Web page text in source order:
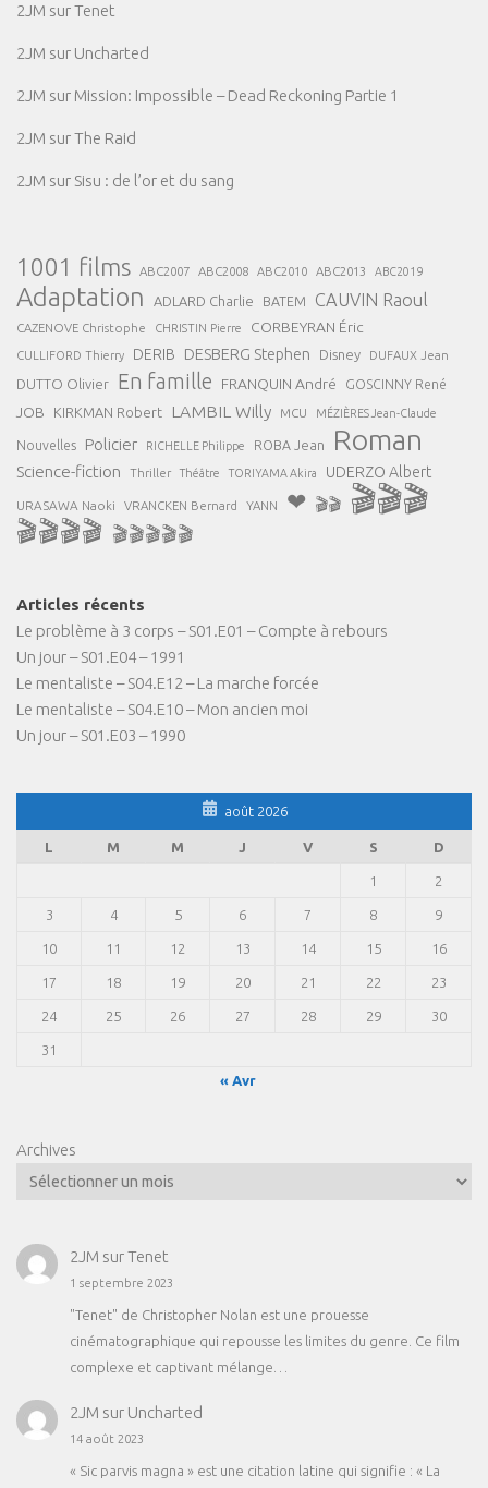
2JM surTenet
2JM sur Uncharted
2JM sur Mission: Impossible – Dead Reckoning Partie 1
2JM surThe Raid
2JM sur Sisu : de l’or et du sang
1001 films ABC2007 ABC2008 ABC2010 ABC2013 ABC2019
Adaptation ADLARD Charlie BATEM CAUVIN Raoul
CAZENOVE Christophe CHRISTIN Pierre CORBEYRAN Éric
CULLIFORD Thierry DERIB DESBERG Stephen Disney DUFAUX Jean
DUTTO Olivier En famille FRANQUIN André GOSCINNY René
JOB KIRKMAN Robert LAMBIL Willy MCU MÉZIÈRES Jean-Claude
Nouvelles Policier RICHELLE Philippe ROBA Jean Roman
Science-fiction Thriller Théâtre TORIYAMA Akira UDERZO Albert
URASAWA Naoki VRANCKEN Bernard YANN ❤ 🎬🎬 🎬🎬🎬
🎬🎬🎬🎬 🎬🎬🎬🎬🎬
Articles récents
Le problème à 3 corps – S01.E01 – Compte à rebours
Un jour – S01.E04 – 1991
Le mentaliste – S04.E12 – La marche forcée
Le mentaliste – S04.E10 – Mon ancien moi
Un jour – S01.E03 – 1990
août 2026
L M M J V S D
1 2
3 4 5 6 7 8 9
10 11 12 13 14 15 16
17 18 19 20 21 22 23
24 25 26 27 28 29 30
31
« Avr
Archives
2JM surTenet
1 septembre 2023
"Tenet" de Christopher Nolan est une prouesse
cinématographique qui repousse les limites du genre. Ce film
complexe et captivant mélange…
2JM sur Uncharted
14 août 2023
« Sic parvis magna » est une citation latine qui signifie : « La